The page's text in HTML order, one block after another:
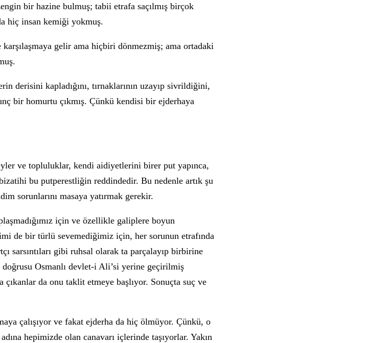
bir hazine bulmuş; tabii etrafa saçılmış birçok
hiç insan kemiği yokmuş.
gelir ama hiçbiri dönmezmiş; ama ortadaki
derisini kapladığını, tırnaklarının uzayıp sivrildiğini,
bir homurtu çıkmış. Çünkü kendisi bir ejderhaya
ve topluluklar, kendi aidiyetlerini birer put yapınca,
bu putperestliğin reddindedir. Bu nedenle artık şu
sorunlarını masaya yatırmak gerekir.
için ve özellikle galiplere boyun
de bir türlü sevemediğimiz için, her sorunun etrafında
sarsıntıları gibi ruhsal olarak ta parçalayıp birbirine
Osmanlı devlet-i Ali’si yerine geçirilmiş
da onu taklit etmeye başlıyor. Sonuçta suç ve
çalışıyor ve fakat ejderha da hiç ölmüyor. Çünkü, o
hepimizde olan canavarı içlerinde taşıyorlar. Yakın